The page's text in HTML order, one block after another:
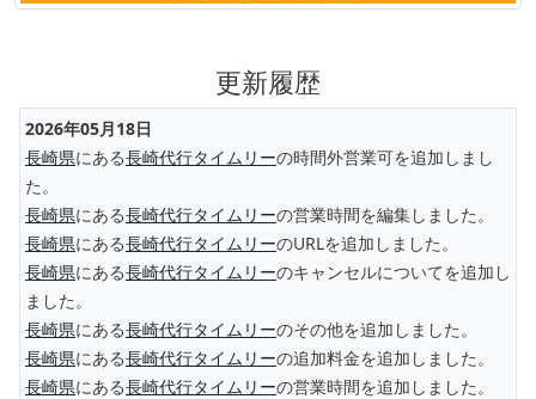
更新履歴
2026年05月18日
長崎県にある長崎代行タイムリーの時間外営業可を追加しまし
た。
長崎県にある長崎代行タイムリーの営業時間を編集しました。
長崎県にある長崎代行タイムリーのURLを追加しました。
長崎県にある長崎代行タイムリーのキャンセルについてを追加し
ました。
長崎県にある長崎代行タイムリーのその他を追加しました。
長崎県にある長崎代行タイムリーの追加料金を追加しました。
長崎県にある長崎代行タイムリーの営業時間を追加しました。